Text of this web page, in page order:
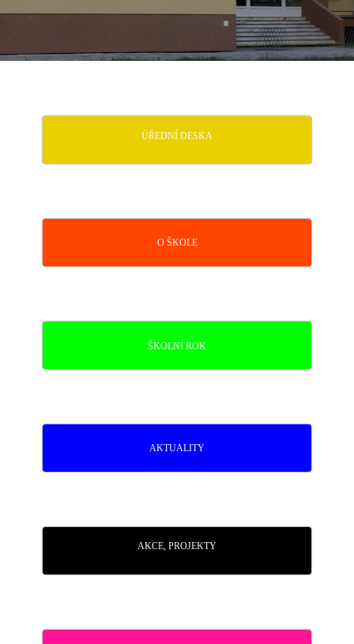
ÚŘEDNÍ DESKA
O ŠKOLE
ŠKOLNÍ ROK
AKTUALITY
AKCE, PROJEKTY